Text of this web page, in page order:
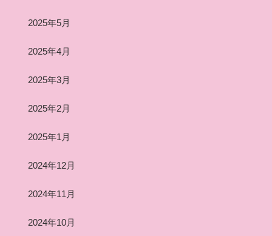
2025年5月
2025年4月
2025年3月
2025年2月
2025年1月
2024年12月
2024年11月
2024年10月